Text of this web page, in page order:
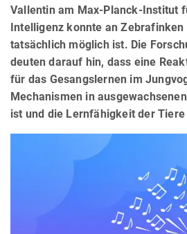
Vallentin am Max-Planck-Institut
Intelligenz konnte an Zebrafinken
tatsächlich möglich ist. Die
deuten darauf hin, dass eine
für das Gesangslernen im
Mechanismen in
ist und die Lernfähigkeit der